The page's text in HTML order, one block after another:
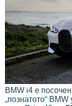
BMW i4 е
„познатото“